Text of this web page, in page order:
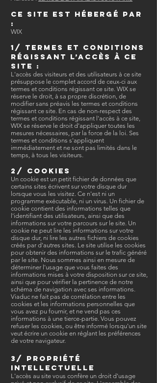
Ce site est hébergé par
:
WIX
1/ Termes et conditions
régissant l’accès à ce
site :
L'accès des visiteurs et des utilisateurs à ce site
présuppose le complet accord de ceux-ci aux
termes et conditions régissant ce site. WIX se
réserve le droit, à sa propre discrétion, de
modifier sans préavis les termes et conditions
régissant ce site. En cas de non-respect des
termes et conditions régissant l'accès à ce site,
WIX se réserve le droit d'appliquer toutes les
mesures nécessaires, par la force de la loi. Ses
termes et conditions s'appliquent
immédiatement et ne sont pas limités dans le
temps, à tous les visiteurs.
2/ Cookies
Un cookie est un petit fichier de données que
certains sites écrivent sur votre disque dur
lorsque vous les visitez. Ce n'est ni un
programme exécutable, ni un virus. Un fichier de
cookie contient des informations telles que
l'identifiant des utilisateurs, ainsi que des
informations sur votre parcours sur le site. Un
cookie ne peut lire les informations sur votre
disque dur, ni lire les autres fichiers de cookies
créés par d'autres sites. Le site utilise les cookies
pour obtenir des informations sur le trafic généré
par le site. Nous sommes ainsi en mesure de
déterminer l'usage que vous faites des
informations mises à votre disposition sur ce site,
ainsi que pour vérifier la pertinence de notre
schéma de navigation avec ses informations.
Viaduc ne fait pas de corrélation entre les
cookies et les informations personnelles que
vous avez pu fournir, et ne vend pas ces
informations à une tierce-partie. Vous pouvez
refuser les cookies, ou être informé lorsqu'un site
veut écrire un cookie en réglant les préférences
de votre navigateur.
3/ Propriété
intellectuelle
L'accès au site vous confère un droit d'usage